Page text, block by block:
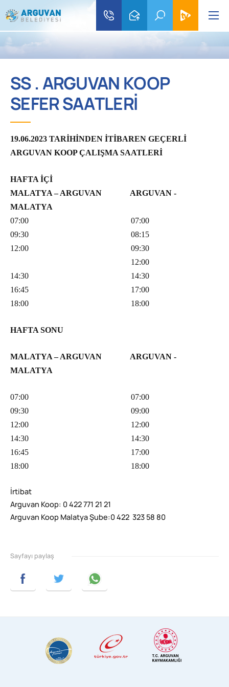
SS . ARGUVAN KOOP
SEFER SAATLERİ
19.06.2023 TARİHİNDEN İTİBAREN GEÇERLİ
ARGUVAN KOOP ÇALIŞMA SAATLERİ
HAFTA İÇİ
MALATYA – ARGUVAN ARGUVAN -
MALATYA
07:00 07:00
09:30 08:15
12:00 09:30
12:00
14:30 14:30
16:45 17:00
18:00 18:00
HAFTA SONU
MALATYA – ARGUVAN ARGUVAN -
MALATYA
07:00 07:00
09:30 09:00
12:00 12:00
14:30 14:30
16:45 17:00
18:00 18:00
İrtibat
Arguvan Koop: 0 422 771 21 21
Arguvan Koop Malatya Şube:0 422 323 58 80
Sayfayı paylaş